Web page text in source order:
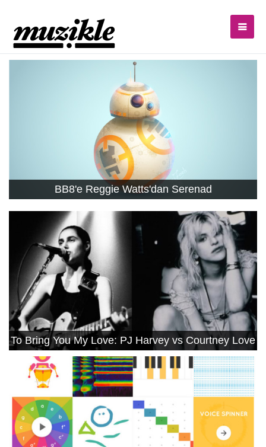
BB8'e Reggie Watts'dan Serenad
To Bring You My Love: PJ Harvey vs Courtney Love